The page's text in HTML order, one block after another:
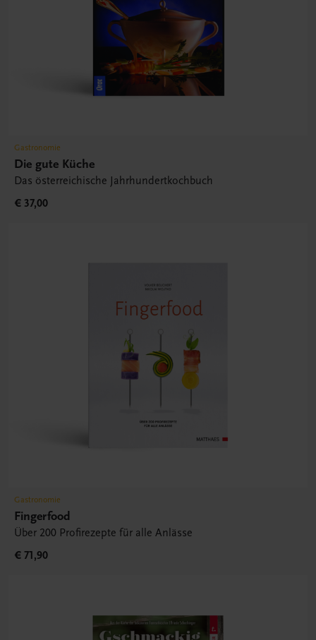
Gastronomie
Die gute Küche
Das österreichische Jahrhundertkochbuch
€ 37,00
Gastronomie
Fingerfood
Über 200 Profirezepte für alle Anlässe
€ 71,90